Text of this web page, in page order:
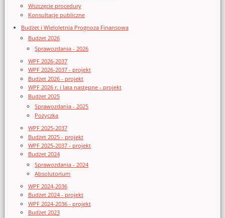
Wszczęcie procedury
Konsultacje publiczne
Budżet i Wieloletnia Prognoza Finansowa
Budżet 2026
Sprawozdania - 2026
WPF 2026-2037
WPF 2026-2037 - projekt
Budżet 2026 - projekt
WPF 2026 r. i lata następne - projekt
Budżet 2025
Sprawozdania - 2025
Pożyczka
WPF 2025-2037
Budżet 2025 - projekt
WPF 2025-2037 - projekt
Budżet 2024
Sprawozdania - 2024
Absolutorium
WPF 2024-2036
Budżet 2024 - projekt
WPF 2024-2036 - projekt
Budżet 2023